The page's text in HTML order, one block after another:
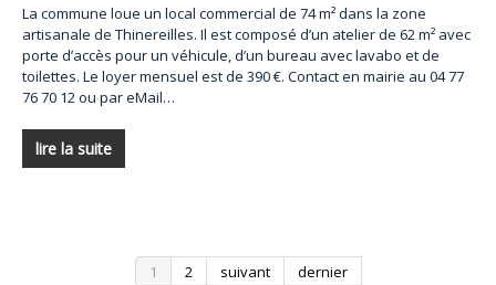
La commune loue un local commercial de 74 m² dans la zone
artisanale de Thinereilles. Il est composé d’un atelier de 62 m² avec
porte d’accès pour un véhicule, d’un bureau avec lavabo et de
toilettes. Le loyer mensuel est de 390 €. Contact en mairie au 04 77
76 70 12 ou par eMail…
lire la suite
1 2 suivant dernier